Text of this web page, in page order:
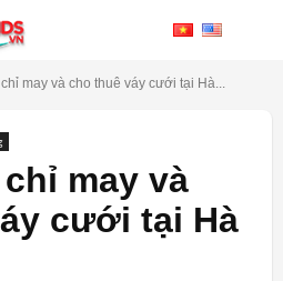
may và cho thuê váy cưới tại Hà...
may và
cưới tại Hà